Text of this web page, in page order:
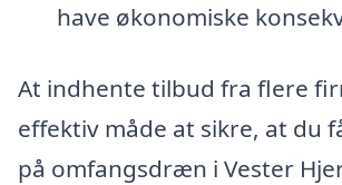
have økonomiske
At indhente tilbud fra flere
effektiv måde at sikre, at du
på omfangsdræn i Vester